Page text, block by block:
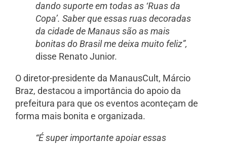
dando suporte em todas as ‘Ruas da
Copa’. Saber que essas ruas decoradas
da cidade de Manaus são as mais
bonitas do Brasil me deixa muito feliz”,
disse Renato Junior.
O diretor-presidente da ManausCult, Márcio
Braz, destacou a importância do apoio da
prefeitura para que os eventos aconteçam de
forma mais bonita e organizada.
“É super importante apoiar essas